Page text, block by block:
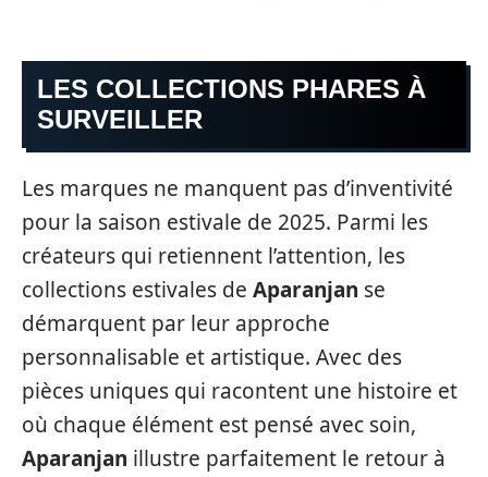
LES COLLECTIONS PHARES À
SURVEILLER
Les marques ne manquent pas d’inventivité
pour la saison estivale de 2025. Parmi les
créateurs qui retiennent l’attention, les
collections estivales de Aparanjan se
démarquent par leur approche
personnalisable et artistique. Avec des
pièces uniques qui racontent une histoire et
où chaque élément est pensé avec soin,
Aparanjan illustre parfaitement le retour à